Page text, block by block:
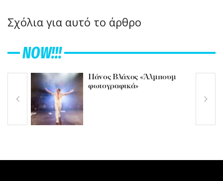
Σχόλια για αυτό το άρθρο
NOW!!!
Πάνος Βλάχος «Άλμπουμ
φωτογραφικά»